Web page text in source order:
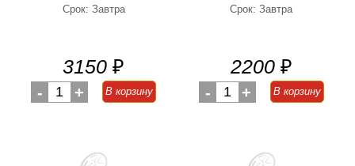
Срок: Завтра
3150 ₽
- 1 + В корзину
Срок: Завтра
2200 ₽
- 1 + В корзину